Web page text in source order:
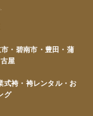
・碧南市・豊田・蒲
屋
式袴・袴レンタル・お
グ